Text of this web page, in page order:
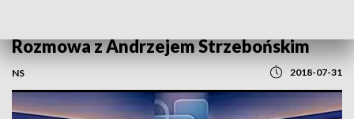
Rozmowa z Andrzejem Strzebońskim
NS 2018-07-31